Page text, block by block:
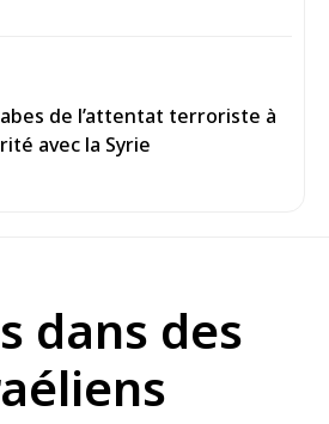
de l’attentat terroriste à
avec la Syrie
dans des